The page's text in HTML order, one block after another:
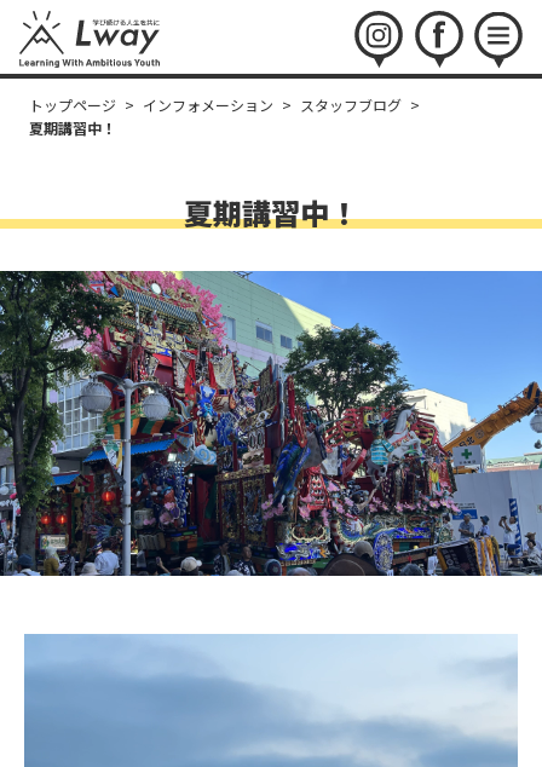
instagramfacebookmenu
トップページ > インフォメーション > スタッフブログ >
夏期講習中！
夏期講習中！